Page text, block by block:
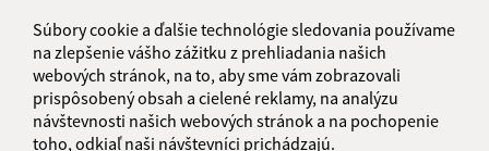
Súbory cookie a ďalšie technológie sledovania používame
na zlepšenie vášho zážitku z prehliadania našich
webových stránok, na to, aby sme vám zobrazovali
prispôsobený obsah a cielené reklamy, na analýzu
návštevnosti našich webových stránok a na pochopenie
toho, odkiaľ naši návštevníci prichádzajú.
RSS
Správca obsahu:
Správca obsahu je Obec Kysak.